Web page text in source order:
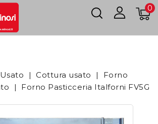
0
Usato Cottura usato
Forno
Forno Pasticceria Italforni FV5G